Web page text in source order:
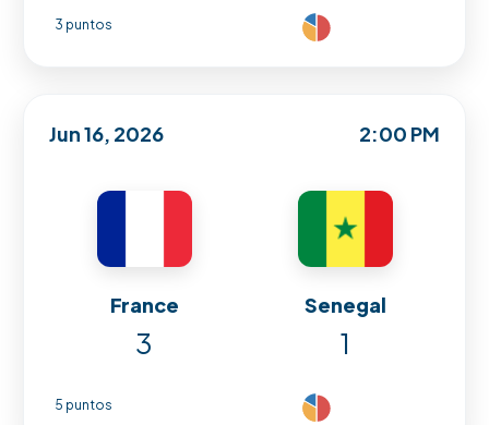
3 puntos
Jun 16, 2026 2:00 PM
France Senegal
3 1
5 puntos